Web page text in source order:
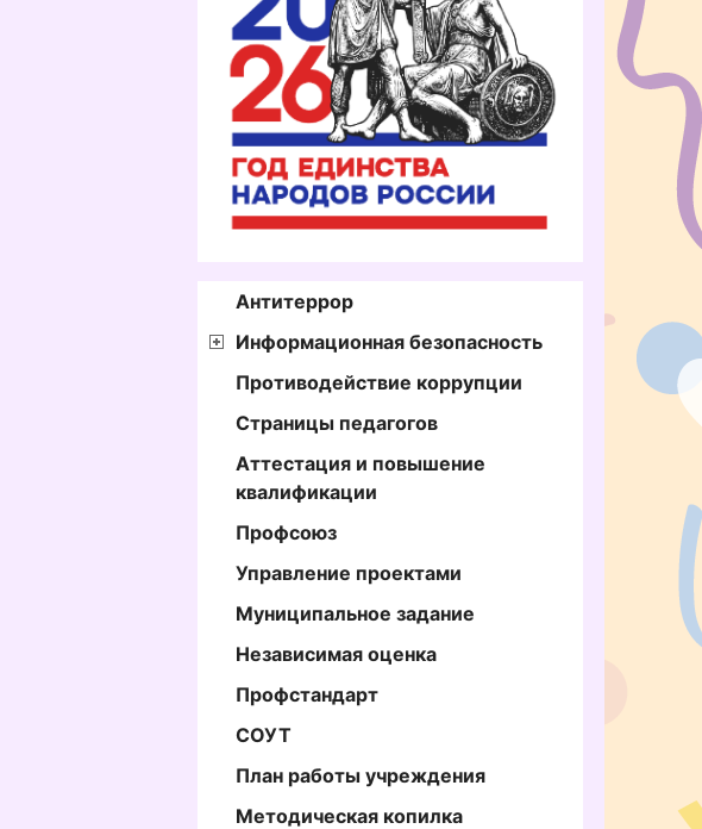
Антитеррор
Информационная безопасность
Противодействие коррупции
Страницы педагогов
Аттестация и повышение
квалификации
Профсоюз
Управление проектами
Муниципальное задание
Независимая оценка
Профстандарт
СОУТ
План работы учреждения
Методическая копилка